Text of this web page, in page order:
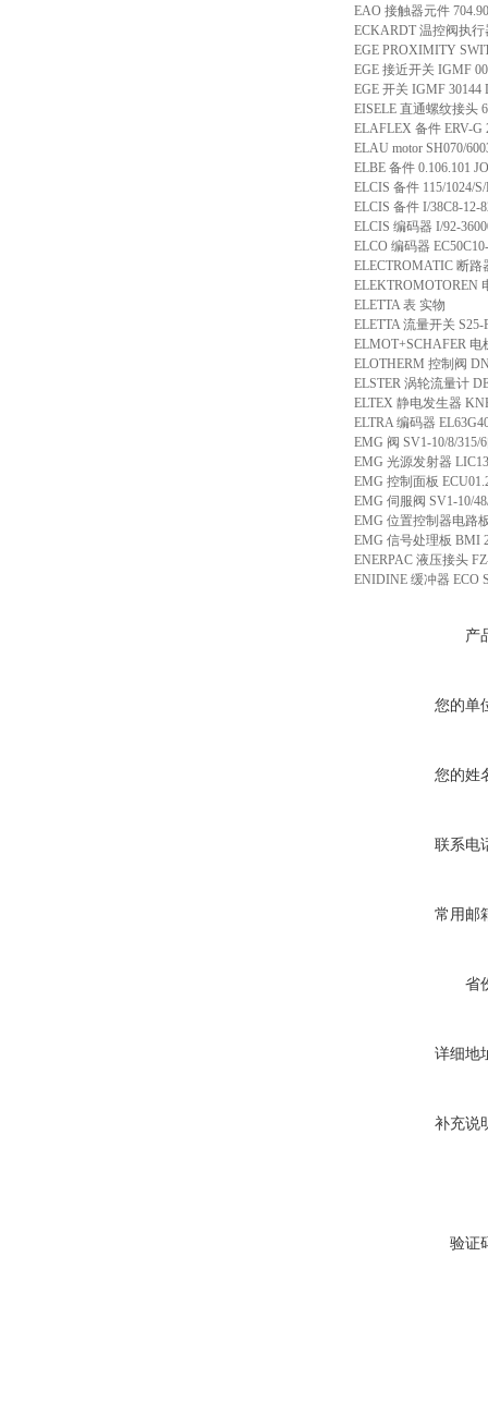
EAO 接触器元件
ECKARDT 温控阀执
EGE PROXIMITY
EGE 接近开关 IGMF
EGE 开关 IGMF 30144
EISELE 直通螺纹接头
ELAFLEX 备件 ERV-G
ELAU motor SH070/
ELBE 备件 0.106.101
ELCIS 备件 115/1024/
ELCIS 备件 I/38C8-12-
ELCIS 编码器 I/92-
ELCO 编码器
ELECTROMATIC 断
ELEKTROMOTOREN
ELETTA 表 实物
ELETTA 流量开关 S25-
ELMOT+SCHAFER
ELOTHERM 控制阀
ELSTER 涡轮流量计
ELTEX 静电发生器
ELTRA 编码器
EMG 阀 SV1-10/8/315/
EMG 光源发射器
EMG 控制面板
EMG 伺服阀 SV1-10/
EMG 位置控制器电路
EMG 信号处理板 BMI
ENERPAC 液压接头
ENIDINE 缓冲器 ECO
产
您的单
您的姓
联系电
常用邮
省
详细地
补充说
验证